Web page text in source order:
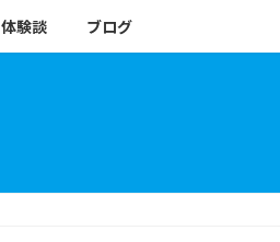
体験談 ブログ